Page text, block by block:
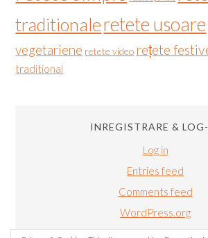
traditionaleretete usoare
vegetariene retete video rețete
traditional
INREGISTRARE &
Log in
Entries feed
Comments feed
WordPress.org